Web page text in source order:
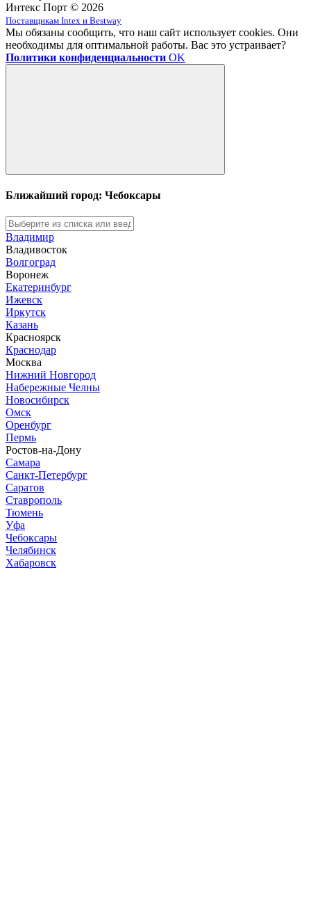
Интекс Порт © 2026
Поставщикам Intex и Bestway
Мы обязаны сообщить, что наш сайт использует cookies. Они
необходимы для оптимальной работы. Вас это устраивает?
Политики конфиденциальности OK
Ближайший город: Чебоксары
Владимир
Владивосток
Волгоград
Воронеж
Екатеринбург
Ижевск
Иркутск
Казань
Красноярск
Краснодар
Москва
Нижний Новгород
Набережные Челны
Новосибирск
Омск
Оренбург
Пермь
Ростов-на-Дону
Самара
Санкт-Петербург
Саратов
Ставрополь
Тюмень
Уфа
Чебоксары
Челябинск
Хабаровск